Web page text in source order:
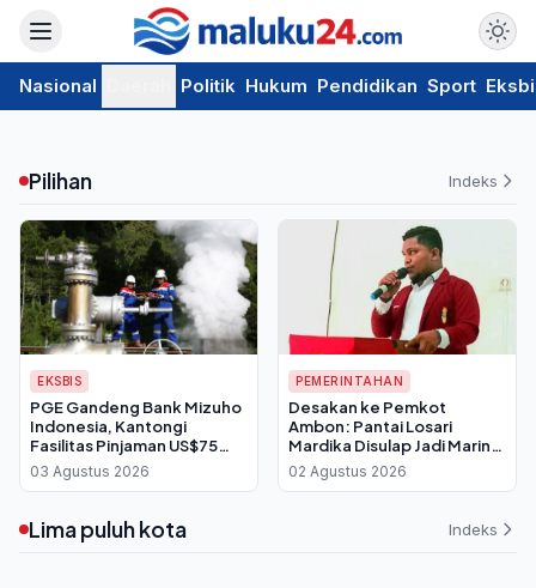
Nasional Politik Hukum Pendidikan Sport
Pilihan Indeks
EKSBIS
PGE Gandeng Bank Mizuho
Indonesia, Kantongi
Fasilitas Pinjaman US$75
Juta
03 Agustus 2026
PEMERINTAHAN
Desakan ke Pemkot
Ambon: Pantai Losari
Mardika Disulap Jadi Marina
Modern untuk Pacu PAD
dan UMKM
02 Agustus 2026
Lima puluh kota Indeks